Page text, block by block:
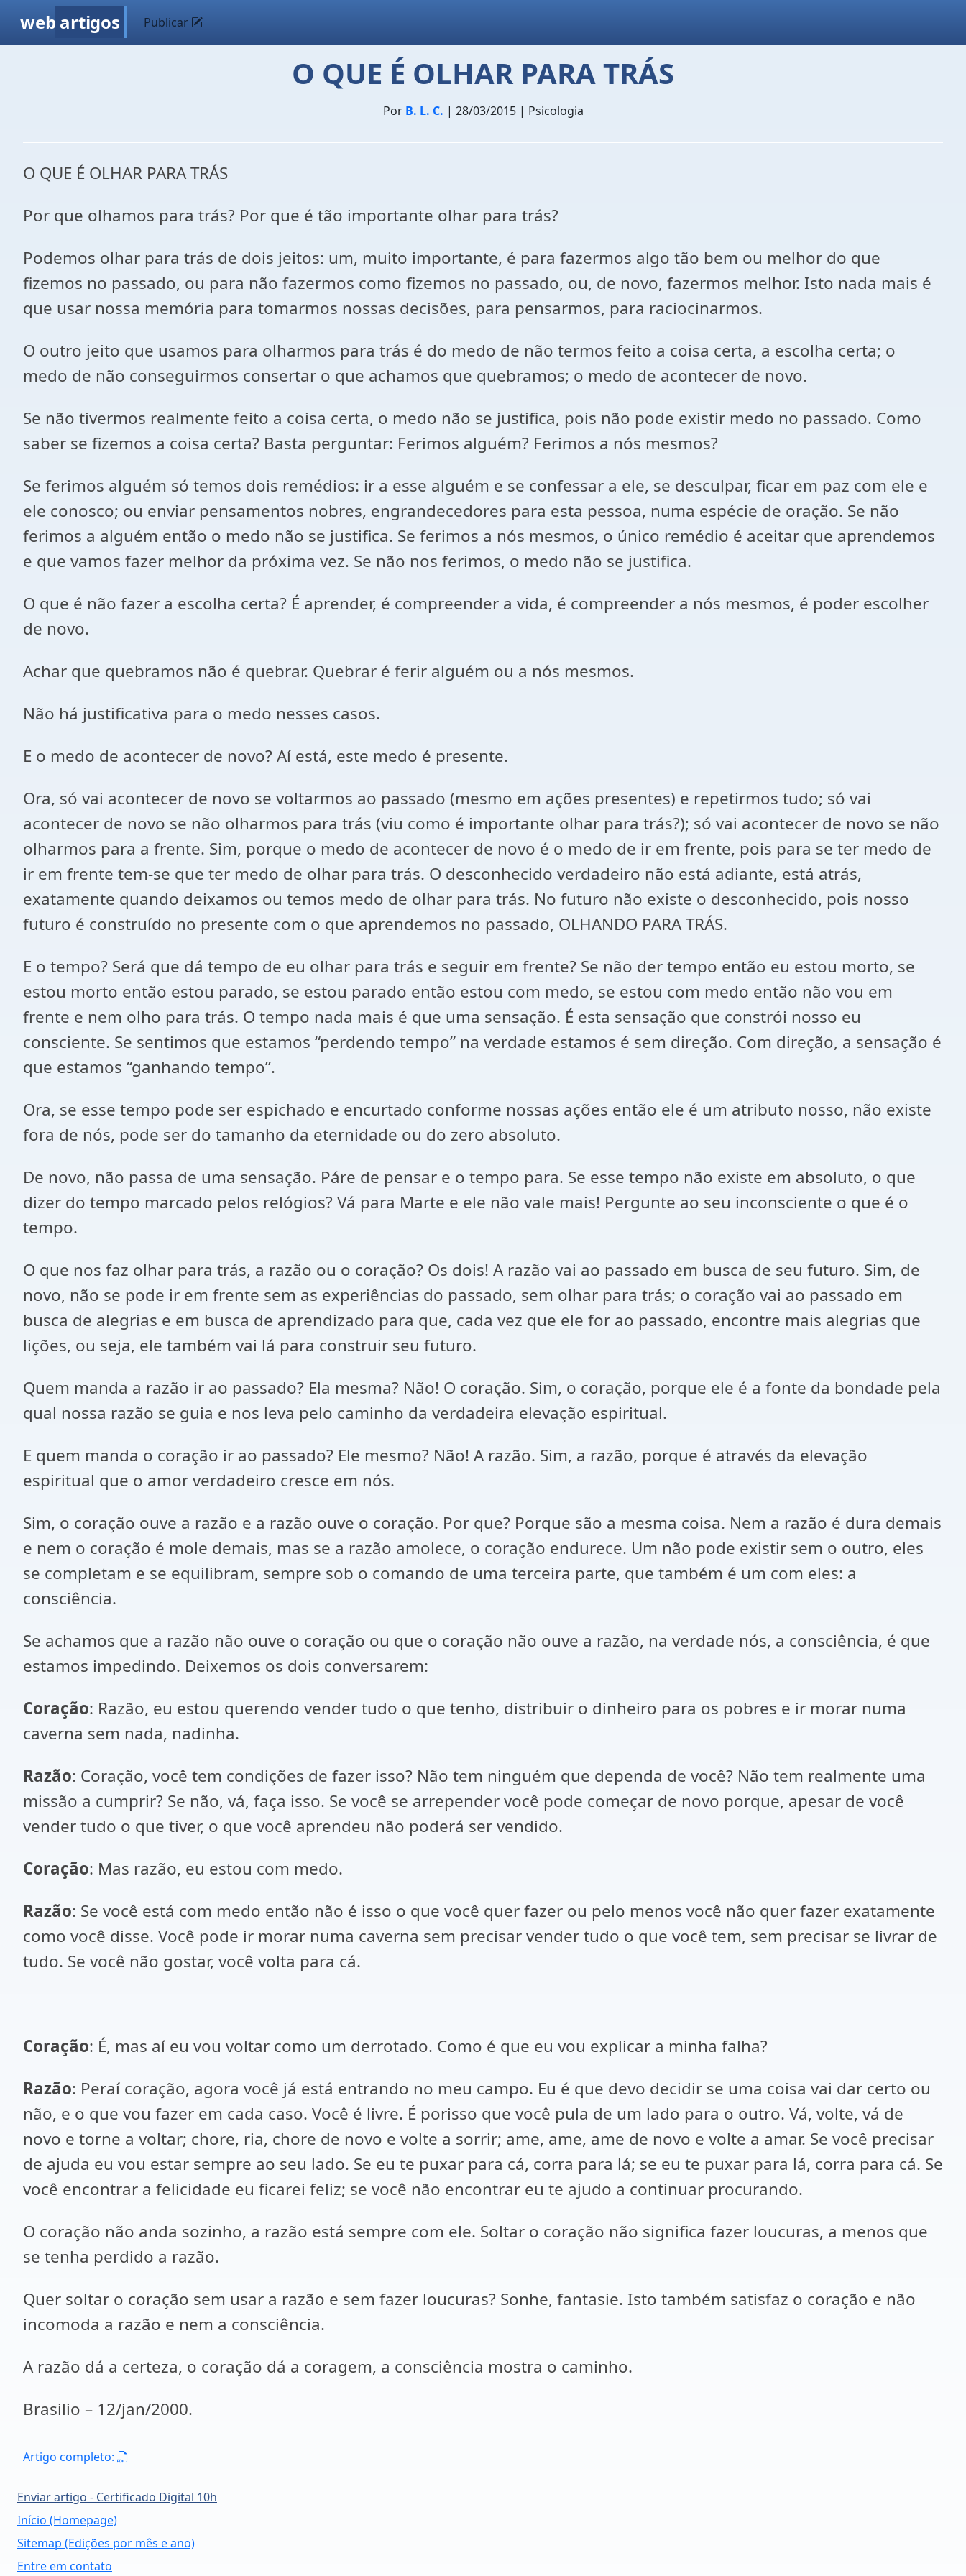
web artigos Publicar
O QUE É OLHAR PARA TRÁS
Por B. L. C. | 28/03/2015 | Psicologia
O QUE É OLHAR PARA TRÁS
Por que olhamos para trás? Por que é tão importante olhar para trás?
Podemos olhar para trás de dois jeitos: um, muito importante, é para fazermos algo tão bem ou melhor do que
fizemos no passado, ou para não fazermos como fizemos no passado, ou, de novo, fazermos melhor. Isto nada mais é
que usar nossa memória para tomarmos nossas decisões, para pensarmos, para raciocinarmos.
O outro jeito que usamos para olharmos para trás é do medo de não termos feito a coisa certa, a escolha certa; o
medo de não conseguirmos consertar o que achamos que quebramos; o medo de acontecer de novo.
Se não tivermos realmente feito a coisa certa, o medo não se justifica, pois não pode existir medo no passado. Como
saber se fizemos a coisa certa? Basta perguntar: Ferimos alguém? Ferimos a nós mesmos?
Se ferimos alguém só temos dois remédios: ir a esse alguém e se confessar a ele, se desculpar, ficar em paz com ele e
ele conosco; ou enviar pensamentos nobres, engrandecedores para esta pessoa, numa espécie de oração. Se não
ferimos a alguém então o medo não se justifica. Se ferimos a nós mesmos, o único remédio é aceitar que aprendemos
e que vamos fazer melhor da próxima vez. Se não nos ferimos, o medo não se justifica.
O que é não fazer a escolha certa? É aprender, é compreender a vida, é compreender a nós mesmos, é poder escolher
de novo.
Achar que quebramos não é quebrar. Quebrar é ferir alguém ou a nós mesmos.
Não há justificativa para o medo nesses casos.
E o medo de acontecer de novo? Aí está, este medo é presente.
Ora, só vai acontecer de novo se voltarmos ao passado (mesmo em ações presentes) e repetirmos tudo; só vai
acontecer de novo se não olharmos para trás (viu como é importante olhar para trás?); só vai acontecer de novo se não
olharmos para a frente. Sim, porque o medo de acontecer de novo é o medo de ir em frente, pois para se ter medo de
ir em frente tem-se que ter medo de olhar para trás. O desconhecido verdadeiro não está adiante, está atrás,
exatamente quando deixamos ou temos medo de olhar para trás. No futuro não existe o desconhecido, pois nosso
futuro é construído no presente com o que aprendemos no passado, OLHANDO PARA TRÁS.
E o tempo? Será que dá tempo de eu olhar para trás e seguir em frente? Se não der tempo então eu estou morto, se
estou morto então estou parado, se estou parado então estou com medo, se estou com medo então não vou em
frente e nem olho para trás. O tempo nada mais é que uma sensação. É esta sensação que constrói nosso eu
consciente. Se sentimos que estamos “perdendo tempo” na verdade estamos é sem direção. Com direção, a sensação é
que estamos “ganhando tempo”.
Ora, se esse tempo pode ser espichado e encurtado conforme nossas ações então ele é um atributo nosso, não existe
fora de nós, pode ser do tamanho da eternidade ou do zero absoluto.
De novo, não passa de uma sensação. Páre de pensar e o tempo para. Se esse tempo não existe em absoluto, o que
dizer do tempo marcado pelos relógios? Vá para Marte e ele não vale mais! Pergunte ao seu inconsciente o que é o
tempo.
O que nos faz olhar para trás, a razão ou o coração? Os dois! A razão vai ao passado em busca de seu futuro. Sim, de
novo, não se pode ir em frente sem as experiências do passado, sem olhar para trás; o coração vai ao passado em
busca de alegrias e em busca de aprendizado para que, cada vez que ele for ao passado, encontre mais alegrias que
lições, ou seja, ele também vai lá para construir seu futuro.
Quem manda a razão ir ao passado? Ela mesma? Não! O coração. Sim, o coração, porque ele é a fonte da bondade pela
qual nossa razão se guia e nos leva pelo caminho da verdadeira elevação espiritual.
E quem manda o coração ir ao passado? Ele mesmo? Não! A razão. Sim, a razão, porque é através da elevação
espiritual que o amor verdadeiro cresce em nós.
Sim, o coração ouve a razão e a razão ouve o coração. Por que? Porque são a mesma coisa. Nem a razão é dura demais
e nem o coração é mole demais, mas se a razão amolece, o coração endurece. Um não pode existir sem o outro, eles
se completam e se equilibram, sempre sob o comando de uma terceira parte, que também é um com eles: a
consciência.
Se achamos que a razão não ouve o coração ou que o coração não ouve a razão, na verdade nós, a consciência, é que
estamos impedindo. Deixemos os dois conversarem:
Coração: Razão, eu estou querendo vender tudo o que tenho, distribuir o dinheiro para os pobres e ir morar numa
caverna sem nada, nadinha.
Razão: Coração, você tem condições de fazer isso? Não tem ninguém que dependa de você? Não tem realmente uma
missão a cumprir? Se não, vá, faça isso. Se você se arrepender você pode começar de novo porque, apesar de você
vender tudo o que tiver, o que você aprendeu não poderá ser vendido.
Coração: Mas razão, eu estou com medo.
Razão: Se você está com medo então não é isso o que você quer fazer ou pelo menos você não quer fazer exatamente
como você disse. Você pode ir morar numa caverna sem precisar vender tudo o que você tem, sem precisar se livrar de
tudo. Se você não gostar, você volta para cá.
Coração: É, mas aí eu vou voltar como um derrotado. Como é que eu vou explicar a minha falha?
Razão: Peraí coração, agora você já está entrando no meu campo. Eu é que devo decidir se uma coisa vai dar certo ou
não, e o que vou fazer em cada caso. Você é livre. É porisso que você pula de um lado para o outro. Vá, volte, vá de
novo e torne a voltar; chore, ria, chore de novo e volte a sorrir; ame, ame, ame de novo e volte a amar. Se você precisar
de ajuda eu vou estar sempre ao seu lado. Se eu te puxar para cá, corra para lá; se eu te puxar para lá, corra para cá. Se
você encontrar a felicidade eu ficarei feliz; se você não encontrar eu te ajudo a continuar procurando.
O coração não anda sozinho, a razão está sempre com ele. Soltar o coração não significa fazer loucuras, a menos que
se tenha perdido a razão.
Quer soltar o coração sem usar a razão e sem fazer loucuras? Sonhe, fantasie. Isto também satisfaz o coração e não
incomoda a razão e nem a consciência.
A razão dá a certeza, o coração dá a coragem, a consciência mostra o caminho.
Brasilio – 12/jan/2000.
Artigo completo:
Enviar artigo - Certificado Digital 10h
Início (Homepage)
Sitemap (Edições por mês e ano)
Entre em contato